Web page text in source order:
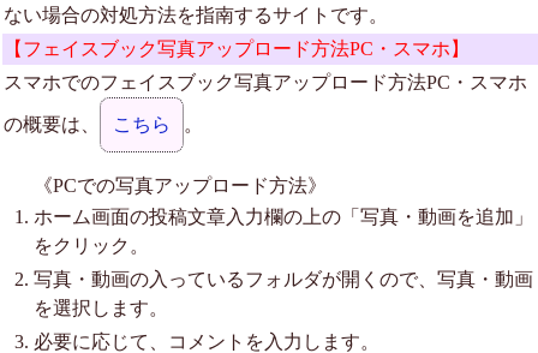
ない場合の対処方法を指南するサイトです。
【フェイスブック写真アップロード方法PC・スマホ】
スマホでのフェイスブック写真アップロード方法PC・スマホ
の概要は、 こちら 。
《PCでの写真アップロード方法》
ホーム画面の投稿文章入力欄の上の「写真・動画を追加」
をクリック。
写真・動画の入っているフォルダが開くので、写真・動画
を選択します。
必要に応じて、コメントを入力します。